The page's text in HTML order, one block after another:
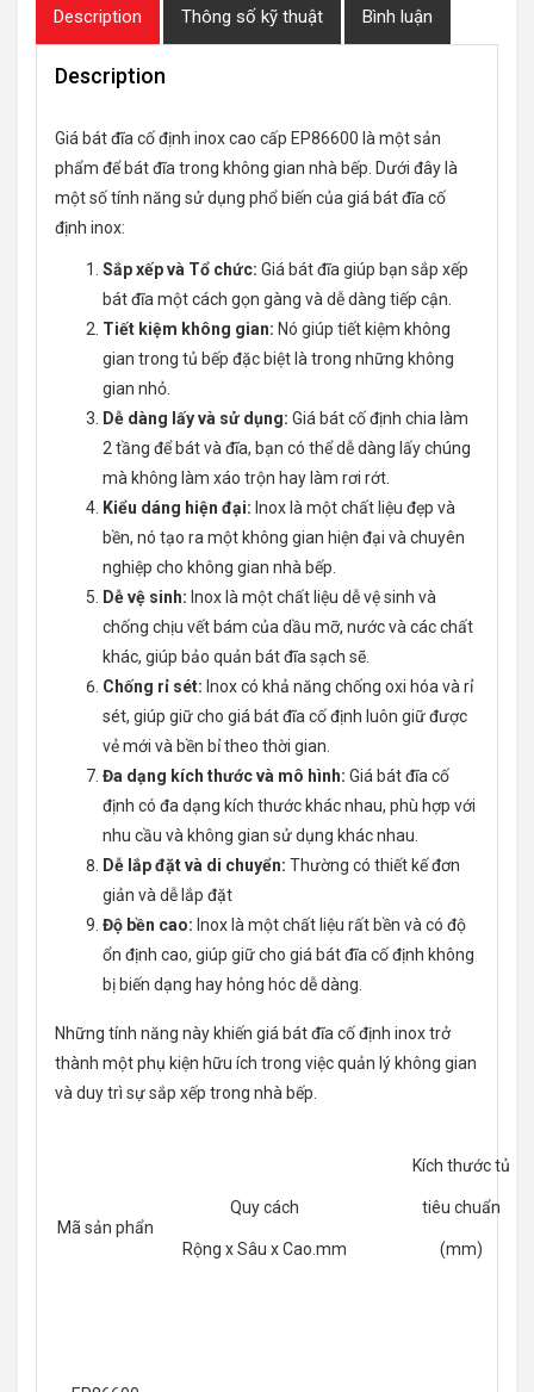
Description Thông số kỹ thuật Bình luận
Description
Giá bát đĩa cố định inox cao cấp EP86600 là một sản
phẩm để bát đĩa trong không gian nhà bếp. Dưới đây là
một số tính năng sử dụng phổ biến của giá bát đĩa cố
định inox:
Sắp xếp và Tổ chức: Giá bát đĩa giúp bạn sắp xếp
bát đĩa một cách gọn gàng và dễ dàng tiếp cận.
Tiết kiệm không gian: Nó giúp tiết kiệm không
gian trong tủ bếp đặc biệt là trong những không
gian nhỏ.
Dễ dàng lấy và sử dụng: Giá bát cố định chia làm
2 tầng để bát và đĩa, bạn có thể dễ dàng lấy chúng
mà không làm xáo trộn hay làm rơi rớt.
Kiểu dáng hiện đại: Inox là một chất liệu đẹp và
bền, nó tạo ra một không gian hiện đại và chuyên
nghiệp cho không gian nhà bếp.
Dễ vệ sinh: Inox là một chất liệu dễ vệ sinh và
chống chịu vết bám của dầu mỡ, nước và các chất
khác, giúp bảo quản bát đĩa sạch sẽ.
Chống rỉ sét: Inox có khả năng chống oxi hóa và rỉ
sét, giúp giữ cho giá bát đĩa cố định luôn giữ được
vẻ mới và bền bỉ theo thời gian.
Đa dạng kích thước và mô hình: Giá bát đĩa cố
định có đa dạng kích thước khác nhau, phù hợp với
nhu cầu và không gian sử dụng khác nhau.
Dễ lắp đặt và di chuyển: Thường có thiết kế đơn
giản và dễ lắp đặt
Độ bền cao: Inox là một chất liệu rất bền và có độ
ổn định cao, giúp giữ cho giá bát đĩa cố định không
bị biến dạng hay hỏng hóc dễ dàng.
Những tính năng này khiến giá bát đĩa cố định inox trở
thành một phụ kiện hữu ích trong việc quản lý không gian
và duy trì sự sắp xếp trong nhà bếp.
Mã sản phẩn
Quy cách
Rộng x Sâu x Cao.mm
Kích thước tủ
tiêu chuẩn
(mm)